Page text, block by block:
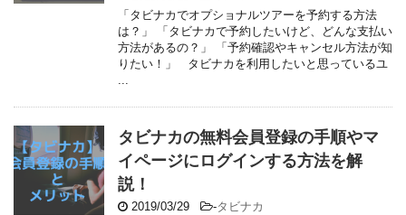
「タビナカでオプショナルツアーを予約する方法
は？」 「タビナカで予約したいけど、どんな支払い
方法があるの？」 「予約確認やキャンセル方法が知
りたい！」 タビナカを利用したいと思っているユ
タビナカの無料会員登録の手順やマ
イページにログインする方法を解
説！
2019/03/29 -タビナカ